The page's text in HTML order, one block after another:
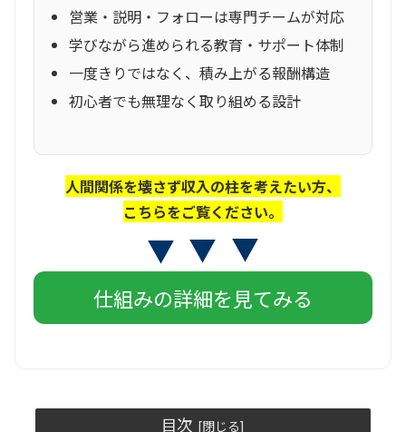
営業・説明・フォローは専門チームが対応
学びながら進められる教育・サポート体制
一度きりではなく、積み上がる報酬構造
初心者でも無理なく取り組める設計
人間関係を壊さず収入の柱を考えたい方、
こちらをご覧ください。
仕組みの詳細を見てみる
目次